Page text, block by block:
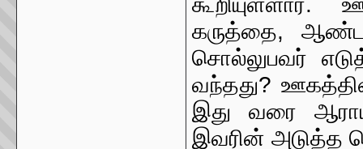
கருத்தை,
சொல்லுபவர்
வந்தது?
இது வரை
இவரின் அடுத்த